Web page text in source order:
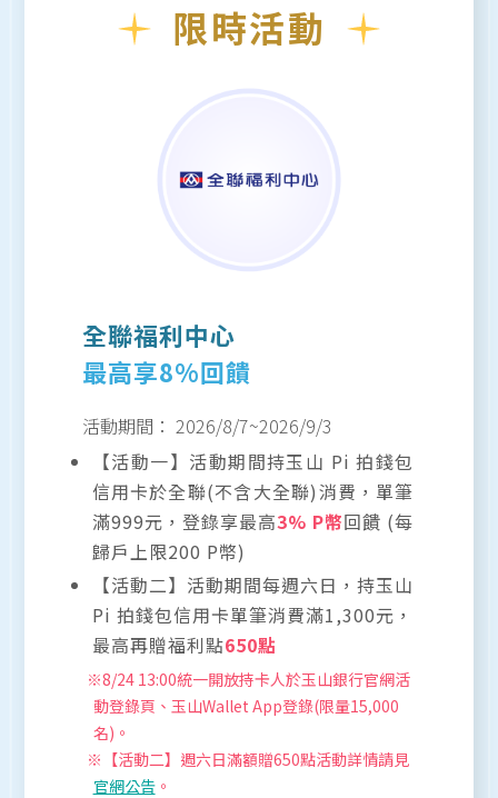
限時活動
全聯福利中心
最高享8%回饋
活動期間： 2026/8/7~2026/9/3
【活動一】活動期間持玉山 Pi 拍錢包
信用卡於全聯(不含大全聯)消費，單筆
滿999元，登錄享最高3% P幣回饋 (每
歸戶上限200 P幣)
【活動二】活動期間每週六日，持玉山
Pi 拍錢包信用卡單筆消費滿1,300元，
最高再贈福利點650點
※8/24 13:00統一開放持卡人於玉山銀行官網活
動登錄頁、玉山Wallet App登錄(限量15,000
名)。
※【活動二】週六日滿額贈650點活動詳情請見
官網公告。